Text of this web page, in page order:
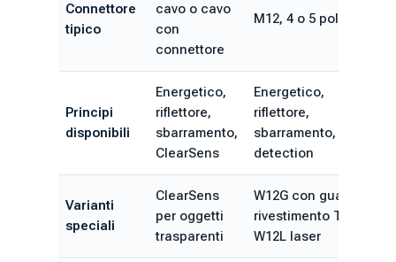
Connettore
tipico
cavo o cavo
con
connettore
M12, 4 o 5 poli
Principi
disponibili
Energetico,
riflettore,
sbarramento,
ClearSens
Energetico,
riflettore,
sbarramento, glass
detection
Varianti
speciali
ClearSens
per oggetti
trasparenti
W12G con guaina,
rivestimento Teflon,
W12L laser